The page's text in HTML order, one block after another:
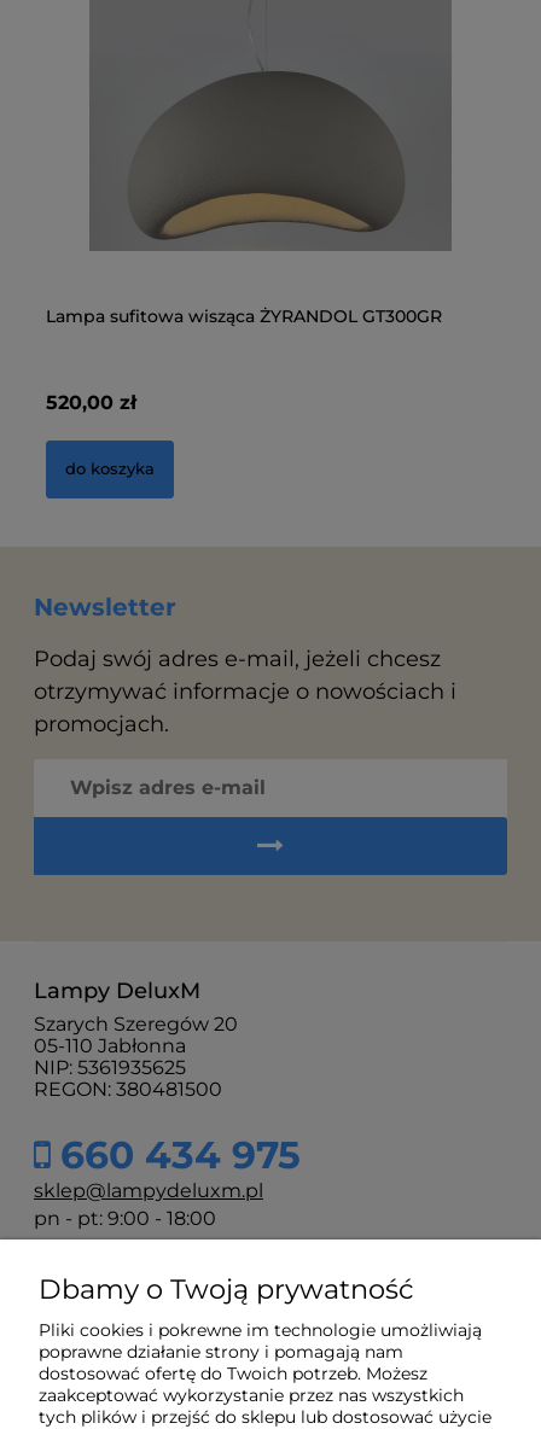
Lampa sufitowa wisząca ŻYRANDOL GT300GR
520,00 zł
do koszyka
Newsletter
Podaj swój adres e-mail, jeżeli chcesz
otrzymywać informacje o nowościach i
promocjach.
Lampy DeluxM
Szarych Szeregów 20
05-110 Jabłonna
NIP: 5361935625
REGON: 380481500
660 434 975
sklep@lampydeluxm.pl
pn - pt: 9:00 - 18:00
Moje konto
Płatności i dostawa
Dbamy o Twoją prywatność
Pliki cookies i pokrewne im technologie umożliwiają
poprawne działanie strony i pomagają nam
dostosować ofertę do Twoich potrzeb. Możesz
zaakceptować wykorzystanie przez nas wszystkich
tych plików i przejść do sklepu lub dostosować użycie